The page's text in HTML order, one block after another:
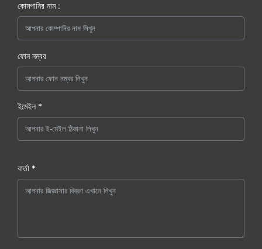
কোমপানির নাম :
ফোন নম্বর
ইমেইল *
বার্তা *